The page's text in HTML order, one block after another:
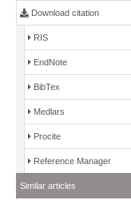
Download citation
RIS
EndNote
BibTex
Medlars
Procite
Reference Manager
Similar articles